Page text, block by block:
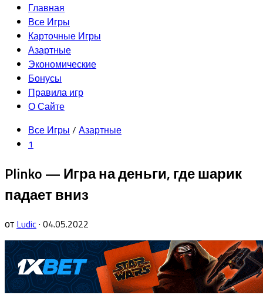
Главная
Родительская
текущая
страница
Все Игры
Карточные Игры
Родительская
текущая
страница
Азартные
Экономические
Бонусы
Правила игр
О Сайте
Все Игры / Азартные
1
Plinko — Игра на деньги, где шарик
падает вниз
от Ludic· 04.05.2022